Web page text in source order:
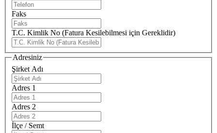
Faks
T.C. Kimlik No (Fatura Kesilebilmesi için Gereklidir)
Adresiniz
Şirket Adı
Adres 1
Adres 2
İlçe / Semt